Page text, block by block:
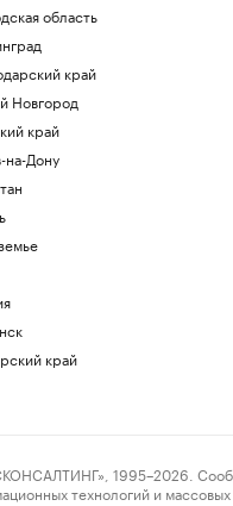
область
край
Новгород
край
на-Дону
край
1995–2026.
технологий и